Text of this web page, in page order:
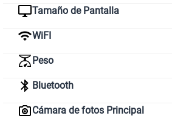
Tamaño de Pantalla
WiFI
Peso
Bluetooth
Cámara de fotos Principal